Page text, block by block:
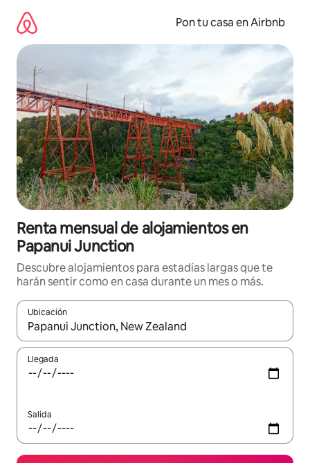
contenido
Pon tu casa en Airbnb
Renta mensual de alojamientos en
Papanui Junction
Descubre alojamientos para estadías largas que te
harán sentir como en casa durante un mes o más.
Ubicación
Cuando los resultados estén disponibles, navega con las
Llegada
Salida